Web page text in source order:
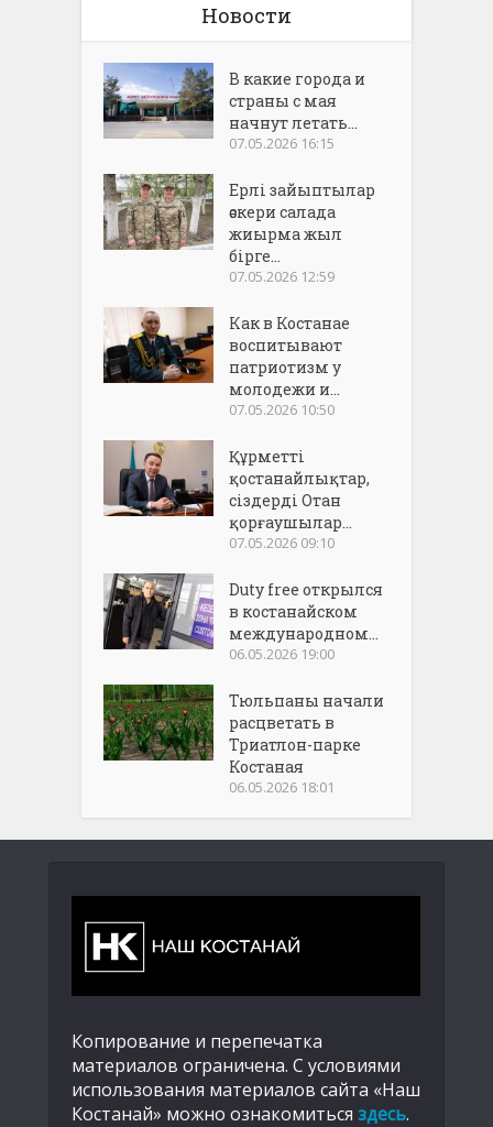
Новости
В какие города и
страны с мая
начнут летать...
07.05.2026 16:15
Ерлі зайыптылар
әскери салада
жиырма жыл
бірге...
07.05.2026 12:59
Как в Костанае
воспитывают
патриотизм у
молодежи и...
07.05.2026 10:50
Құрметті
қостанайлықтар,
сіздерді Отан
қорғаушылар...
07.05.2026 09:10
Duty free открылся
в костанайском
международном...
06.05.2026 19:00
Тюльпаны начали
расцветать в
Триатлон-парке
Костаная
06.05.2026 18:01
Копирование и перепечатка
материалов ограничена. С условиями
использования материалов сайта «Наш
Костанай» можно ознакомиться здесь.